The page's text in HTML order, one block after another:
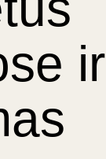
ir